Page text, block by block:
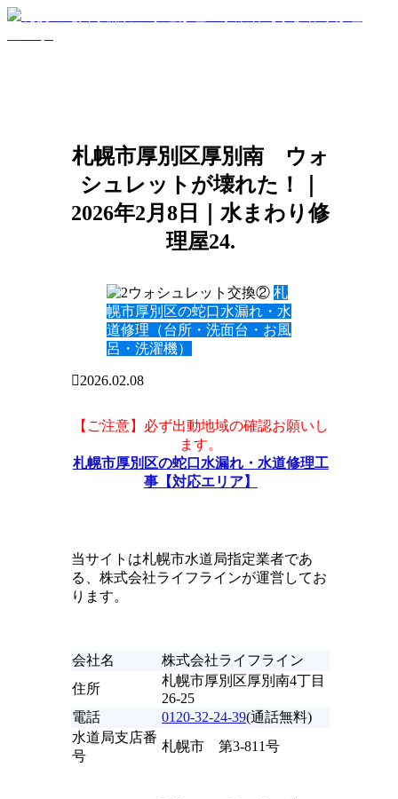
札幌市厚別区厚別南 ウォ
シュレットが壊れた！｜
2026年2月8日｜水まわり修
理屋24.
札
幌市厚別区の蛇口水漏れ・水
道修理（台所・洗面台・お風
呂・洗濯機）
2026.02.08
【ご注意】必ず出動地域の確認お願いし
ます。
札幌市厚別区の蛇口水漏れ・水道修理工
事【対応エリア】
当サイトは札幌市水道局指定業者であ
る、株式会社ライフラインが運営してお
ります。
会社名
株式会社ライフライン
住所
札幌市厚別区厚別南4丁目
26-25
電話
0120-32-24-39(通話無料)
水道局支店番
号
札幌市 第3-811号